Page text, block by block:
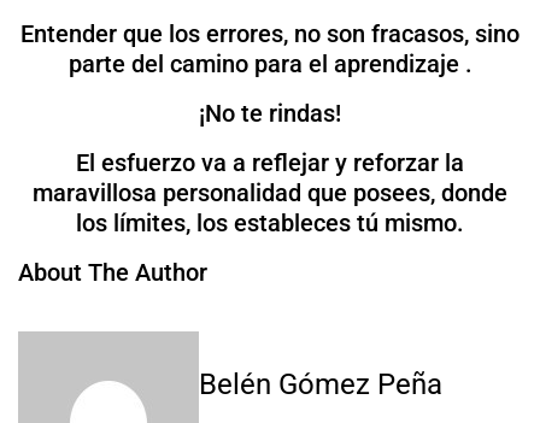
Entender que los errores, no son fracasos, sino
parte del camino para el aprendizaje .
¡No te rindas!
El esfuerzo va a reflejar y reforzar la
maravillosa personalidad que posees, donde
los límites, los estableces tú mismo.
About The Author
Belén Gómez Peña